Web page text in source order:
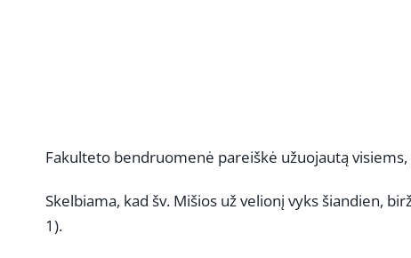
Fakulteto bendruomenė pareiškė užuojautą
Skelbiama, kad šv. Mišios už velionį vyks šiandien,
1).